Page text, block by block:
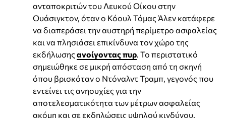
ανταποκριτών του Λευκού Οίκου στην
Ουάσιγκτον, όταν ο Κόουλ Τόμας Άλεν κατάφερε
να διαπεράσει την αυστηρή περίμετρο ασφαλείας
και να πλησιάσει επικίνδυνα τον χώρο της
εκδήλωσης ανοίγοντας πυρ . Το περιστατικό
σημειώθηκε σε μικρή απόσταση από τη σκηνή
όπου βρισκόταν ο Ντόναλντ Τραμπ, γεγονός που
εντείνει τις ανησυχίες για την
αποτελεσματικότητα των μέτρων ασφαλείας
ακόμη και σε εκδηλώσεις υψηλού κινδύνου.